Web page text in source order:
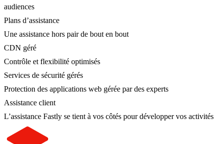
audiences
Plans d’assistance
Une assistance hors pair de bout en bout
CDN géré
Contrôle et flexibilité optimisés
Services de sécurité gérés
Protection des applications web gérée par des experts
Assistance client
L’assistance Fastly se tient à vos côtés pour développer vos activités